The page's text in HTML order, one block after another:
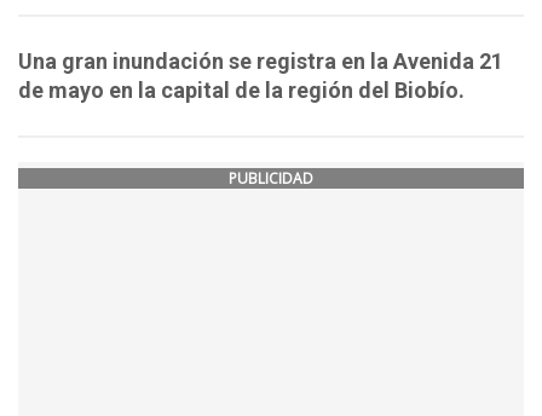
Una gran inundación se registra en la Avenida 21
de mayo en la capital de la región del Biobío.
PUBLICIDAD